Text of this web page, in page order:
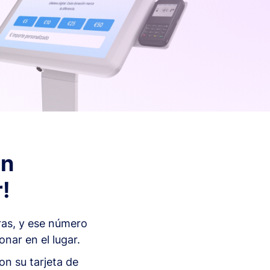
y ese número
en el lugar.
su tarjeta de